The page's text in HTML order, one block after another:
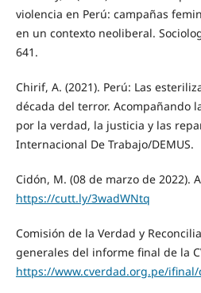
violencia en Perú: campañas
en un contexto neoliberal.
641.
Chirif, A. (2021). Perú: Las
década del terror. Acompañando
por la verdad, la justicia y las
Internacional De Trabajo/DEMUS.
Cidón, M. (08 de marzo de 2022).
https://cutt.ly/3wadWNtq
Comisión de la Verdad y
generales del informe final de la
https://www.cverdad.org.pe/